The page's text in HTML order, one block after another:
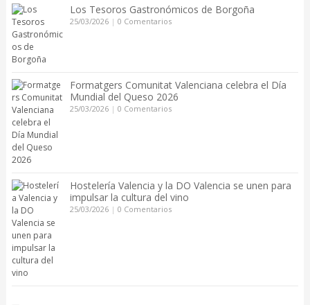
Los Tesoros Gastronómicos de Borgoña
25/03/2026| 0 Comentarios
Formatgers Comunitat Valenciana celebra el Día
Mundial del Queso 2026
25/03/2026| 0 Comentarios
Hostelería Valencia y la DO Valencia se unen para
impulsar la cultura del vino
25/03/2026| 0 Comentarios